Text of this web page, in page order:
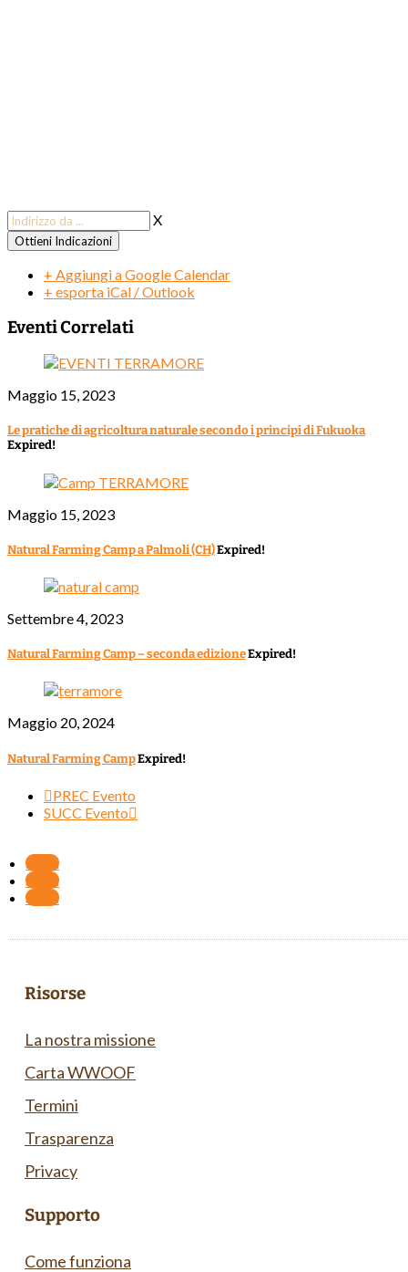
X
+ Aggiungi a Google Calendar
+ esporta iCal / Outlook
Eventi Correlati
Maggio 15, 2023
Le pratiche di agricoltura naturale secondo i principi di Fukuoka
Expired!
Maggio 15, 2023
Natural Farming Camp a Palmoli (CH)Expired!
Settembre 4, 2023
Natural Farming Camp – seconda edizioneExpired!
Maggio 20, 2024
Natural Farming CampExpired!
PREC Evento
SUCC Evento
Segui
Segui
Segui
Risorse
La nostra missione
Carta WWOOF
Termini
Trasparenza
Privacy
Supporto
Come funziona